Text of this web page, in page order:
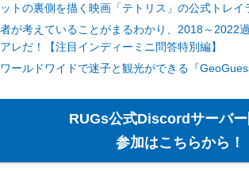
トの裏側を描く映画「テトリス」の公式トレイ
が考えていることがまるわかり、2018～
だ！【注目インディーミニ問答特別編】
ールドワイドで迷子と観光ができる『
RUGs公式Discordサーバー
参加はこちらから！